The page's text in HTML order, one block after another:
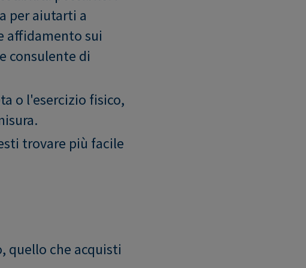
per aiutarti a
affidamento sui
consulente di
o l'esercizio fisico,
trovare più facile
quello che acquisti